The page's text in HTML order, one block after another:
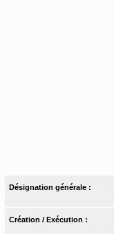
Désignation générale :
Création / Exécution :